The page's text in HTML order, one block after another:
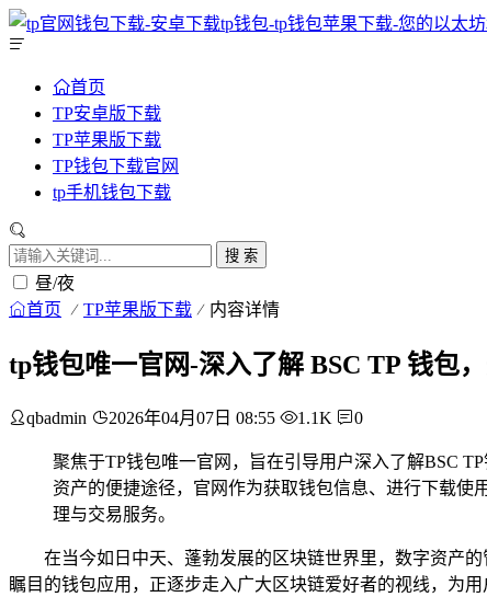
首页
TP安卓版下载
TP苹果版下载
TP钱包下载官网
tp手机钱包下载
搜 索
昼/夜
首页 TP苹果版下载 内容详情
tp钱包唯一官网-深入了解 BSC TP 钱包
qbadmin 2026年04月07日 08:55 1.1K 0
聚焦于TP钱包唯一官网，旨在引导用户深入了解BSC
资产的便捷途径，官网作为获取钱包信息、进行下载
理与交易服务。
在当今如日中天、蓬勃发展的区块链世界里，数字资产
瞩目的钱包应用，正逐步走入广大区块链爱好者的视线，为